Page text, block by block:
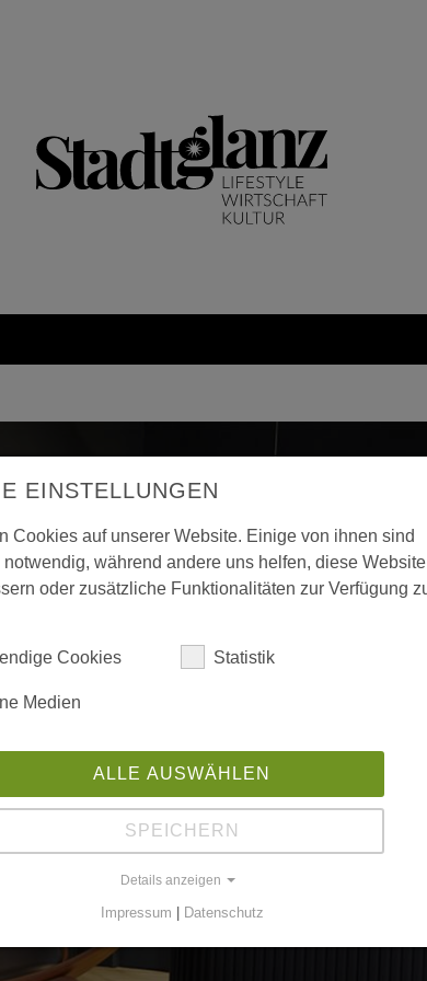
Kurth
Seit drei Jahrzehnten steht der
Verlässlichkeit — doch in den
das sich neu
EINSTELLUNGEN
Cookies auf unserer Website. Einige von ihnen sind
während andere uns helfen, diese Website
oder zusätzliche Funktionalitäten zur Verfügung
Cookies Statistik
Medien
ALLE AUSWÄHLEN
SPEICHERN
Details anzeigen
Impressum | Datenschutz